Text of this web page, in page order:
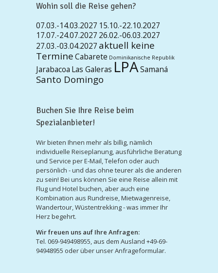
Wohin soll die Reise gehen?
07.03.-14.03.2027 15.10.-22.10.2027
17.07.-24.07.2027 26.02.-06.03.2027
27.03.-03.04.2027 aktuell keine
TermineCabarete Dominikanische Republik
Jarabacoa Las Galeras LPASamaná
Santo Domingo
Buchen Sie Ihre Reise beim
Spezialanbieter!
Wir bieten Ihnen mehr als billig, nämlich
individuelle Reiseplanung, ausführliche Beratung
und Service per E-Mail, Telefon oder auch
persönlich - und das ohne teurer als die anderen
zu sein! Bei uns können Sie eine Reise allein mit
Flug und Hotel buchen, aber auch eine
Kombination aus Rundreise, Mietwagenreise,
Wandertour, Wüstentrekking - was immer Ihr
Herz begehrt.
Wir freuen uns auf Ihre Anfragen:
Tel. 069-949498955, aus dem Ausland +49-69-
94948955 oder über unser Anfrageformular.